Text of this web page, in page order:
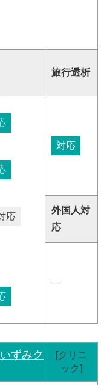
旅行透析
応
対応
外国人対
応
―
ずみク
[クリニ
ック]